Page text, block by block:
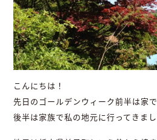
こんにちは！
先日のゴールデンウィーク前半は家
後半は家族で私の地元に行ってきまし